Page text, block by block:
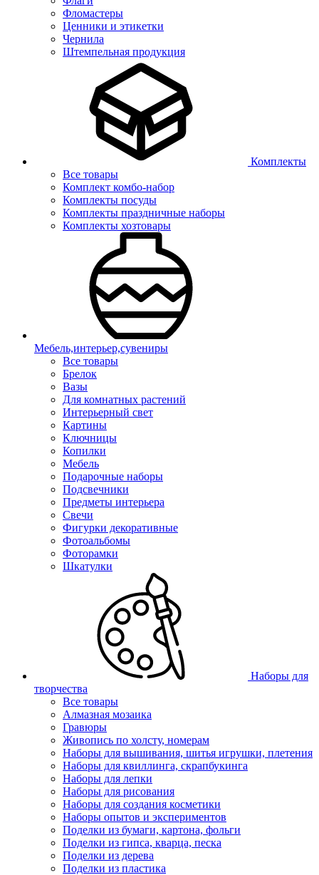
Фломастеры
Ценники и этикетки
Чернила
Штемпельная продукция
Комплекты
Все товары
Комплект комбо-набор
Комплекты посуды
Комплекты праздничные наборы
Комплекты хозтовары
Мебель,интерьер,сувениры
Все товары
Брелок
Вазы
Для комнатных растений
Интерьерный свет
Картины
Ключницы
Копилки
Мебель
Подарочные наборы
Подсвечники
Предметы интерьера
Свечи
Фигурки декоративные
Фотоальбомы
Фоторамки
Шкатулки
Наборы для
творчества
Все товары
Алмазная мозаика
Гравюры
Живопись по холсту, номерам
Наборы для вышивания, шитья игрушки, плетения
Наборы для квиллинга, скрапбукинга
Наборы для лепки
Наборы для рисования
Наборы для создания косметики
Наборы опытов и экспериментов
Поделки из бумаги, картона, фольги
Поделки из гипса, кварца, песка
Поделки из дерева
Поделки из пластика